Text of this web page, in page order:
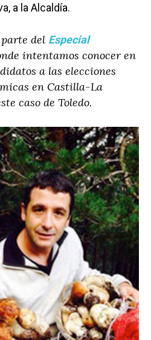
a la Alcaldía.
del Especial
intentamos conocer en
a las elecciones
en Castilla-La
caso de Toledo.